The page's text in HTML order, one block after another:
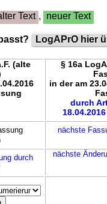
Text , neuer Text
LogAPrO hier
(alte
§ 16a
in der am
durch
nächste
durch
nächste